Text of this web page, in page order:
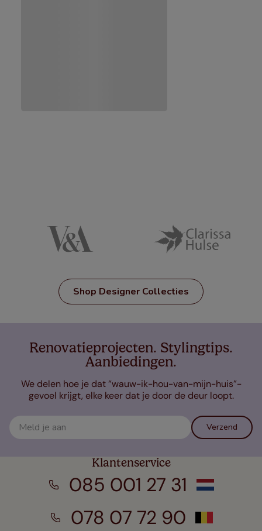
Shop Designer Collecties
Renovatieprojecten. Stylingtips.
Aanbiedingen.
We delen hoe je dat “wauw-ik-hou-van-mijn-huis”-
gevoel krijgt, elke keer dat je door de deur loopt.
Verzend
Klantenservice
085 001 27 31
078 07 72 90